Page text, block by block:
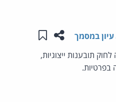
שתפו עמוד זה
שמור
עיון במסמך
לחוק תובענות ייצוגיות,